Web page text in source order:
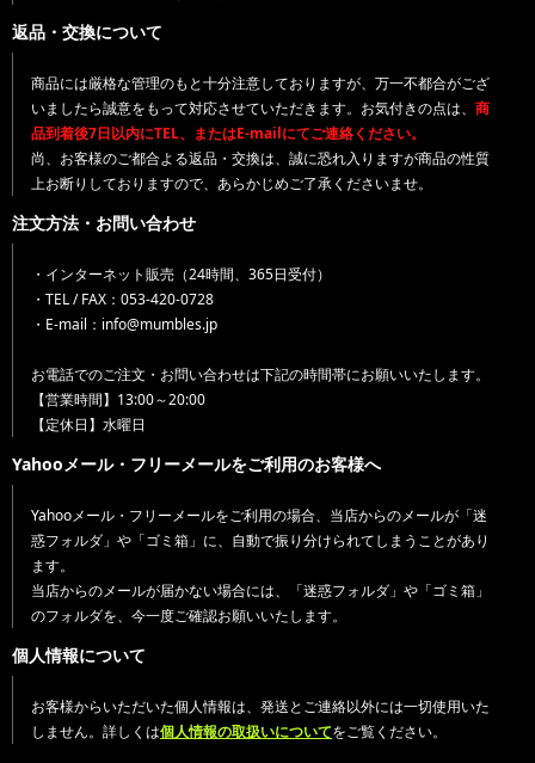
返品・交換について
商品には厳格な管理のもと十分注意しておりますが、万一不都合がござ
いましたら誠意をもって対応させていただきます。お気付きの点は、 商
品到着後7日以内にTEL、またはE-mailにてご連絡ください。
尚、お客様のご都合よる返品・交換は、誠に恐れ入りますが商品の性質
上お断りしておりますので、あらかじめご了承くださいませ。
注文方法・お問い合わせ
・インターネット販売（24時間、365日受付）
・TEL / FAX：053-420-0728
・E-mail：info@mumbles.jp
お電話でのご注文・お問い合わせは下記の時間帯にお願いいたします。
【営業時間】13:00～20:00
【定休日】水曜日
Yahooメール・フリーメールをご利用のお客様へ
Yahooメール・フリーメールをご利用の場合、当店からのメールが「迷
惑フォルダ」や「ゴミ箱」に、自動で振り分けられてしまうことがあり
ます。
当店からのメールが届かない場合には、「迷惑フォルダ」や「ゴミ箱」
のフォルダを、今一度ご確認お願いいたします。
個人情報について
お客様からいただいた個人情報は、発送とご連絡以外には一切使用いた
しません。詳しくは個人情報の取扱いについてをご覧ください。